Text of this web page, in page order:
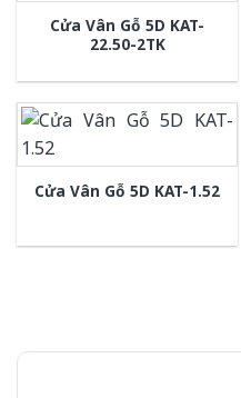
Cửa Vân Gỗ 5D KAT-
22.50-2TK
Cửa Vân Gỗ 5D KAT-1.52